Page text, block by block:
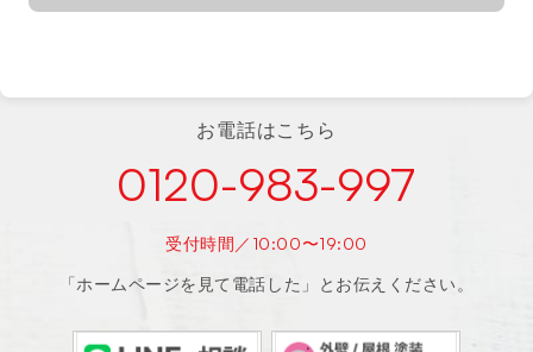
お電話はこちら
0120-983-997
受付時間／10:00〜19:00
「ホームページを見て電話した」とお伝えください。